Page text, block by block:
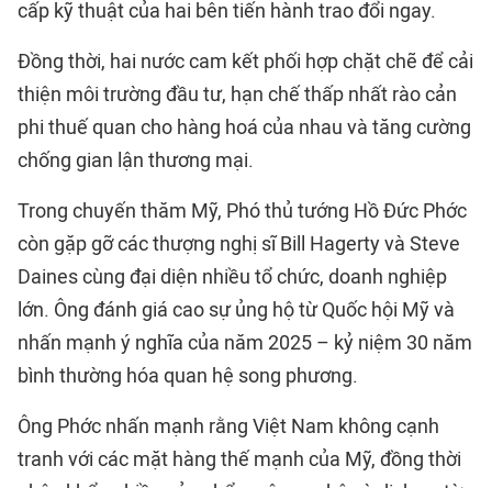
cấp kỹ thuật của hai bên tiến hành trao đổi ngay.
Đồng thời, hai nước cam kết phối hợp chặt chẽ để cải
thiện môi trường đầu tư, hạn chế thấp nhất rào cản
phi thuế quan cho hàng hoá của nhau và tăng cường
chống gian lận thương mại.
Trong chuyến thăm Mỹ, Phó thủ tướng Hồ Đức Phớc
còn gặp gỡ các thượng nghị sĩ Bill Hagerty và Steve
Daines cùng đại diện nhiều tổ chức, doanh nghiệp
lớn. Ông đánh giá cao sự ủng hộ từ Quốc hội Mỹ và
nhấn mạnh ý nghĩa của năm 2025 – kỷ niệm 30 năm
bình thường hóa quan hệ song phương.
Ông Phớc nhấn mạnh rằng Việt Nam không cạnh
tranh với các mặt hàng thế mạnh của Mỹ, đồng thời